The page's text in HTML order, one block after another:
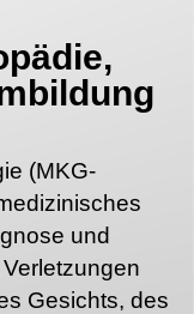
(MKG-
und
Gesichts, des